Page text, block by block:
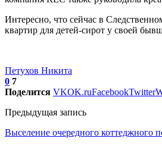
Интересно, что сейчас в
квартир для детей-сирот у своей
Петухов Никита
0 7
Поделится VKOK.ruFacebookTwitter
Предыдущая запись
Выселение очередного коттеджного